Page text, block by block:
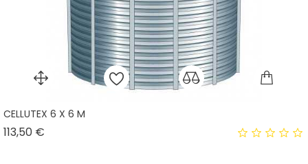
CELLUTEX 6 X 6 M
113,50 €